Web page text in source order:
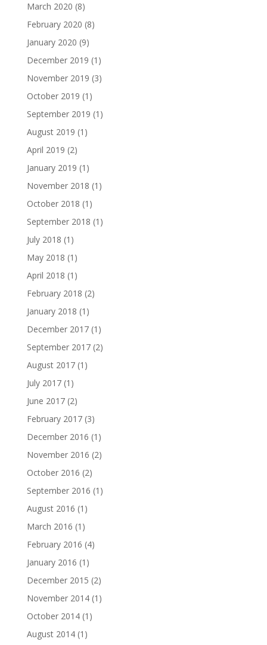
March 2020 (8)
February 2020 (8)
January 2020 (9)
December 2019 (1)
November 2019 (3)
October 2019 (1)
September 2019 (1)
August 2019 (1)
April 2019 (2)
January 2019 (1)
November 2018 (1)
October 2018 (1)
September 2018 (1)
July 2018 (1)
May 2018 (1)
April 2018 (1)
February 2018 (2)
January 2018 (1)
December 2017(1)
September 2017(2)
August 2017(1)
July 2017(1)
June 2017(2)
February 2017(3)
December 2016 (1)
November 2016 (2)
October 2016 (2)
September 2016 (1)
August 2016 (1)
March 2016 (1)
February 2016 (4)
January 2016 (1)
December 2015 (2)
November 2014(1)
October 2014(1)
August 2014(1)